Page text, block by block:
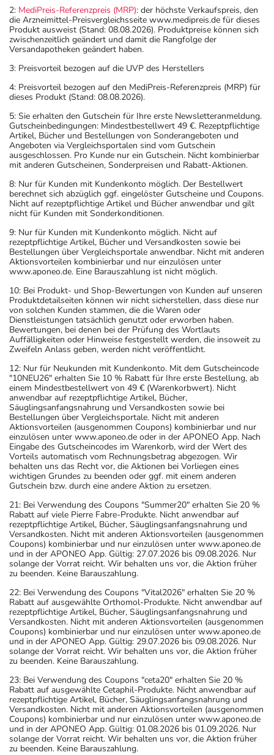
Eine vom Arzt verordnete Dosierung kann von den
Angaben der Packungsbeilage abweichen. Da der Arzt sie
individuell abstimmt, sollten Sie das Arzneimittel daher
nach seinen Anweisungen anwenden.
Aufbewahrung
Wichtige Hinweise
Was sollten Sie beachten?
- Vorsicht bei Allergie gegen Sulfonamide!
- Vorsicht bei Allergie gegen Bindemittel (z.B.
Carboxymethylcellulose mit der E-Nummer E 466)!
- Vorsicht bei Allergie gegen Polyethylenglykol(PEG)-
haltige Stoffe!
- Vorsicht bei Allergie gegen Farbstoffe (z.B. Tartrazin (E
102), Gelborange S (E 110), Azorubin (E 122), Amaranth
(E 123) und Ponceau 4R (E 124)).
- Es kann Arzneimittel geben, mit denen
Wechselwirkungen auftreten. Sie sollten deswegen
generell vor der Behandlung mit einem neuen
Arzneimittel jedes andere, das Sie bereits anwenden,
dem Arzt oder Apotheker angeben. Das gilt auch für
Arzneimittel, die Sie selbst kaufen, nur gelegentlich
zurückliegt.
Bitte verwenden Sie dieses Arzneimittel nicht mehr nach
dem auf der Packung oder der Umverpackung
angegebenen Verfallsdatum. Das Verfallsdatum bezieht
sich auf den letzten Tag des angegebenen Monats.
2: MediPreis-Referenzpreis (MRP): der höchste Verkaufspreis, den
die Arzneimittel-Preisvergleichsseite www.medipreis.de für dieses
Produkt ausweist (Stand: 08.08.2026). Produktpreise können sich
zwischenzeitlich geändert und damit die Rangfolge der
Versandapotheken geändert haben.
3: Preisvorteil bezogen auf die UVP des Herstellers
4: Preisvorteil bezogen auf den MediPreis-Referenzpreis (MRP) für
dieses Produkt (Stand: 08.08.2026).
5: Sie erhalten den Gutschein für Ihre erste Newsletteranmeldung.
Gutscheinbedingungen: Mindestbestellwert 49 €. Rezeptpflichtige
Artikel, Bücher und Bestellungen von Sonderangeboten und
Angeboten via Vergleichsportalen sind vom Gutschein
ausgeschlossen. Pro Kunde nur ein Gutschein. Nicht kombinierbar
mit anderen Gutscheinen, Sonderpreisen und Rabatt-Aktionen.
8: Nur für Kunden mit Kundenkonto möglich. Der Bestellwert
berechnet sich abzüglich ggf. eingelöster Gutscheine und Coupons.
Nicht auf rezeptpflichtige Artikel und Bücher anwendbar und gilt
nicht für Kunden mit Sonderkonditionen.
9: Nur für Kunden mit Kundenkonto möglich. Nicht auf
rezeptpflichtige Artikel, Bücher und Versandkosten sowie bei
Bestellungen über Vergleichsportale anwendbar. Nicht mit anderen
Aktionsvorteilen kombinierbar und nur einzulösen unter
www.aponeo.de. Eine Barauszahlung ist nicht möglich.
10: Bei Produkt- und Shop-Bewertungen von Kunden auf unseren
Produktdetailseiten können wir nicht sicherstellen, dass diese nur
von solchen Kunden stammen, die die Waren oder
Dienstleistungen tatsächlich genutzt oder erworben haben.
Bewertungen, bei denen bei der Prüfung des Wortlauts
Auffälligkeiten oder Hinweise festgestellt werden, die insoweit zu
Zweifeln Anlass geben, werden nicht veröffentlicht.
12: Nur für Neukunden mit Kundenkonto. Mit dem Gutscheincode
"10NEU26" erhalten Sie 10 % Rabatt für Ihre erste Bestellung, ab
einem Mindestbestellwert von 49 € (Warenkorbwert). Nicht
anwendbar auf rezeptpflichtige Artikel, Bücher,
Säuglingsanfangsnahrung und Versandkosten sowie bei
Bestellungen über Vergleichsportale. Nicht mit anderen
Aktionsvorteilen (ausgenommen Coupons) kombinierbar und nur
einzulösen unter www.aponeo.de oder in der APONEO App. Nach
Eingabe des Gutscheincodes im Warenkorb, wird der Wert des
Vorteils automatisch vom Rechnungsbetrag abgezogen. Wir
behalten uns das Recht vor, die Aktionen bei Vorliegen eines
wichtigen Grundes zu beenden oder ggf. mit einem anderen
Gutschein bzw. durch eine andere Aktion zu ersetzen.
21: Bei Verwendung des Coupons "Summer20" erhalten Sie 20 %
Rabatt auf viele Pierre Fabre-Produkte. Nicht anwendbar auf
rezeptpflichtige Artikel, Bücher, Säuglingsanfangsnahrung und
Versandkosten. Nicht mit anderen Aktionsvorteilen (ausgenommen
Coupons) kombinierbar und nur einzulösen unter www.aponeo.de
und in der APONEO App. Gültig: 27.07.2026 bis 09.08.2026. Nur
solange der Vorrat reicht. Wir behalten uns vor, die Aktion früher
zu beenden. Keine Barauszahlung.
22: Bei Verwendung des Coupons "Vital2026" erhalten Sie 20 %
Rabatt auf ausgewählte Orthomol-Produkte. Nicht anwendbar auf
rezeptpflichtige Artikel, Bücher, Säuglingsanfangsnahrung und
Versandkosten. Nicht mit anderen Aktionsvorteilen (ausgenommen
Coupons) kombinierbar und nur einzulösen unter www.aponeo.de
und in der APONEO App. Gültig: 29.07.2026 bis 09.08.2026. Nur
solange der Vorrat reicht. Wir behalten uns vor, die Aktion früher
zu beenden. Keine Barauszahlung.
23: Bei Verwendung des Coupons "ceta20" erhalten Sie 20 %
Rabatt auf ausgewählte Cetaphil-Produkte. Nicht anwendbar auf
rezeptpflichtige Artikel, Bücher, Säuglingsanfangsnahrung und
Versandkosten. Nicht mit anderen Aktionsvorteilen (ausgenommen
Coupons) kombinierbar und nur einzulösen unter www.aponeo.de
und in der APONEO App. Gültig: 01.08.2026 bis 01.09.2026. Nur
solange der Vorrat reicht. Wir behalten uns vor, die Aktion früher
zu beenden. Keine Barauszahlung.